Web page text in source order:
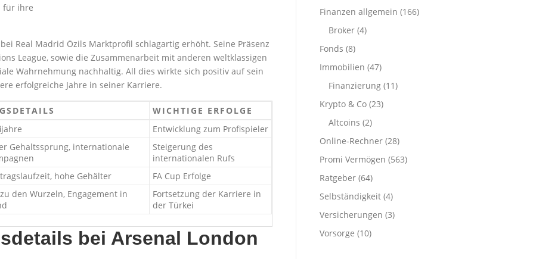
für ihre
Real Madrid Özils Marktprofil schlagartig erhöht. Seine Präsenz
League, sowie die Zusammenarbeit mit anderen weltklassigen
Wahrnehmung nachhaltig. All dies wirkte sich positiv auf sein
erfolgreiche Jahre in seiner Karriere.
WICHTIGE ERFOLGE
Entwicklung zum Profispieler
Gehaltssprung, internationale
Steigerung des
internationalen Rufs
hohe Gehälter
FA Cup Erfolge
den Wurzeln, Engagement in
Fortsetzung der Karriere in
der Türkei
bei Arsenal London
Finanzen allgemein (166)
Broker (4)
Fonds (8)
Immobilien (47)
Finanzierung (11)
Krypto & Co (23)
Altcoins (2)
Online-Rechner (28)
Promi Vermögen (563)
Ratgeber (64)
Selbständigkeit (4)
Versicherungen (3)
Vorsorge (10)